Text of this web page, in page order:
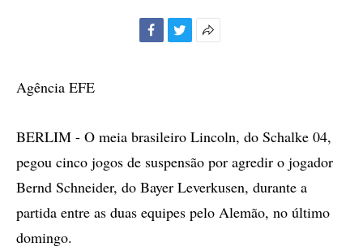
Agência EFE
BERLIM - O meia brasileiro Lincoln, do Schalke 04,
pegou cinco jogos de suspensão por agredir o jogador
Bernd Schneider, do Bayer Leverkusen, durante a
partida entre as duas equipes pelo Alemão, no último
domingo.